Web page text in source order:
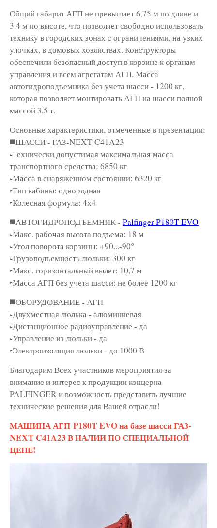
Общий габарит АГП не превышает 6,75 м по длине и
3,4 м по высоте, что позволяет свободно использовать
технику в городских зонах с ограничениями, на узких
улочках, в домовых хозяйствах. Конструкторы
обеспечили безопасный доступ в корзине к органам
управления и всем агрегатам АГП. Масса
автогидроподъемника без учета шасси - 1200 кг,
которая позволяет монтировать АГП на шасси полной
массой 3,5 т.
Основные характеристики, отмеченные в презентации:
◼️ШАССИ - ГАЗ-NEXT C41A23
▫️Технически допустимая максимальная масса
транспортного средства: 6850 кг
▫️Масса в снаряженном состоянии: 6320 кг
▫️Тип кабины: однорядная
▫️Колесная формула: 4х4
◼️АВТОГИДРОПОДЪЕМНИК - Palfinger P180T EVO
▫️Макс. рабочая высота подъема: 18 м
▫️Угол поворота корзины: +90...-90°
▫️Грузоподъемность люльки: 300 кг
▫️Макс. горизонтальный вылет: 10,7 м
▫️Масса АГП без учета шасси: не более 1200 кг
◼️ОБОРУДОВАНИЕ - АГП
▫️Двухместная люлька - алюминиевая
▫️Дистанционное радиоуправление - да
▫️Управление из люльки - да
▫️Электроизоляция люльки - до 1000 В
Благодарим Всех участников мероприятия за
внимание и интерес к продукции концерна
PALFINGER и возможность представить лучшие
технические решения для Вашей отрасли!
МАШИНА АГП P180T EVO на базе шасси ГАЗ-
NEXT C41A23 В НАЛИИ ПО СПЕЦИАЛЬНОЙ
ЦЕНЕ!